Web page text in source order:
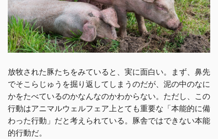
放牧された豚たちをみていると、実に面白い。まず、鼻先
でそこらじゅうを掘り返してしまうのだが、泥の中のなに
かをたべているのかなんなのかわからない。ただし、この
行動はアニマルウェルフェア上とても重要な「本能的に備
わった行動」だと考えられている。豚舎ではできない本能
的行動だ。